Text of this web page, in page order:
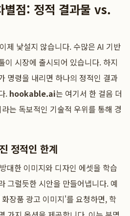
별점: 정적 결과물 vs.
제 낯설지 않습니다. 수많은 AI 기반
이 시장에 출시되어 있습니다. 하지
명령을 내리면 하나의 정적인 결과
. hookable.ai는 여기서 한 걸음 더
는 독보적인 기술적 우위를 통해 경
정적인 한계
대한 이미지와 디자인 에셋을 학습
그럴듯한 시안을 만들어냅니다. 예
장품 광고 이미지'를 요청하면, 학